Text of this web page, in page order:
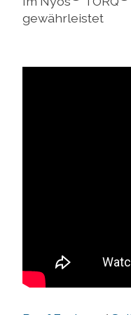
gewährleistet